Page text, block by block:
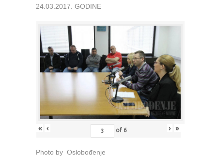
24.03.2017. GODINE
« ‹ of 6 › »
Photo by Oslobođenje